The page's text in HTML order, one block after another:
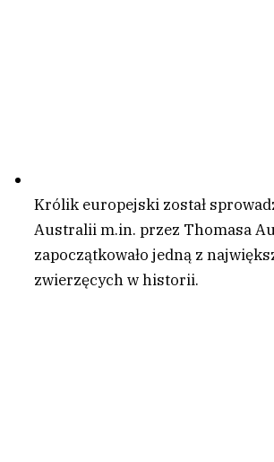
Królik europejski został
Australii m.in. przez Thomasa
zapoczątkowało jedną z
zwierzęcych w historii.